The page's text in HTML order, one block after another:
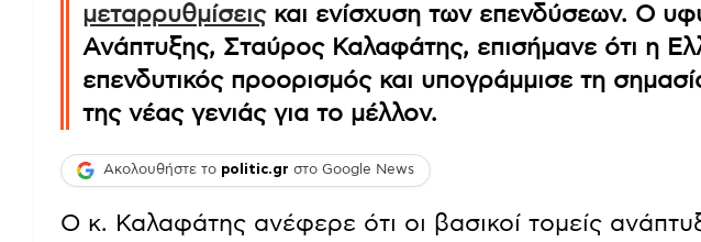
μεταρρυθμίσειςκαι ενίσχυση των επενδύσεων. Ο
Ανάπτυξης, Σταύρος Καλαφάτης, επισήμανε ότι η
επενδυτικός προορισμός και υπογράμμισε τη
της νέας γενιάς για το μέλλον.
Ακολουθήστε το politic.gr στο Google News
Ο κ. Καλαφάτης ανέφερε ότι οι βασικοί τομείς